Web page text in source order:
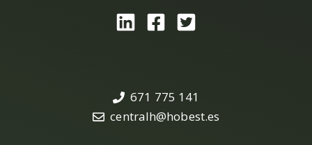
671 775 141
centralh@hobest.es